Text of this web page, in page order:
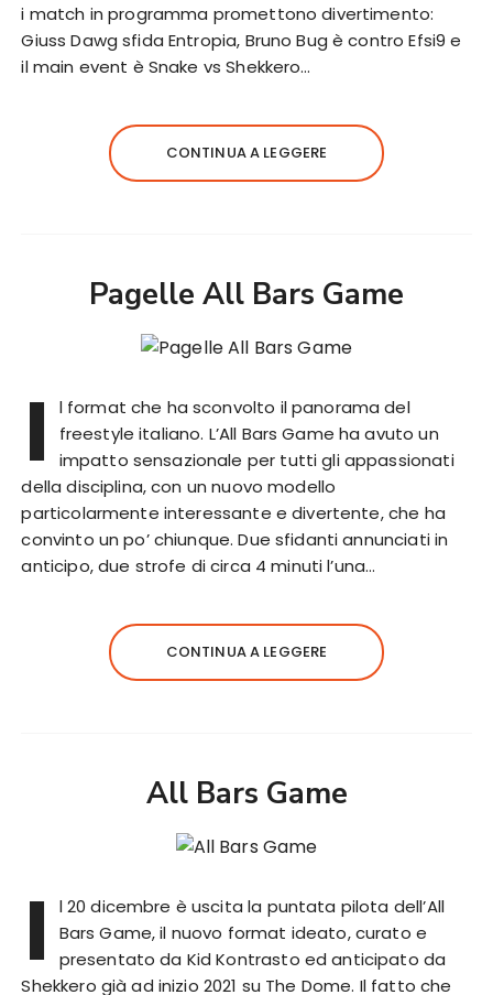
i match in programma promettono divertimento:
Giuss Dawg sfida Entropia, Bruno Bug è contro Efsi9 e
il main event è Snake vs Shekkero…
CONTINUA A LEGGERE
Pagelle All Bars Game
I
l format che ha sconvolto il panorama del
freestyle italiano. L’All Bars Game ha avuto un
impatto sensazionale per tutti gli appassionati
della disciplina, con un nuovo modello
particolarmente interessante e divertente, che ha
convinto un po’ chiunque. Due sfidanti annunciati in
anticipo, due strofe di circa 4 minuti l’una…
CONTINUA A LEGGERE
All Bars Game
I
l 20 dicembre è uscita la puntata pilota dell’All
Bars Game, il nuovo format ideato, curato e
presentato da Kid Kontrasto ed anticipato da
Shekkero già ad inizio 2021 su The Dome. Il fatto che